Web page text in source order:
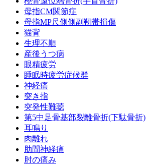
母指CM関節症
母指MP尺側側副靭帯損傷
猫背
生理不順
産後うつ病
眼精疲労
睡眠時疲労症候群
神経痛
突き指
突発性難聴
第5中足骨基部裂離骨折(下駄骨折)
耳鳴り
肉離れ
肋間神経痛
肘の痛み